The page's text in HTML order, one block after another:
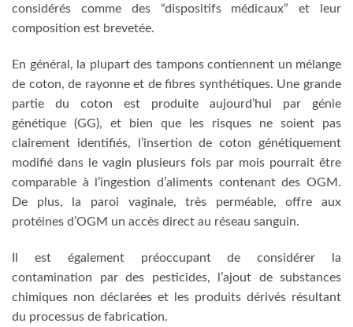
considérés comme des “dispositifs médicaux” et leur
composition est brevetée.
En général, la plupart des tampons contiennent un mélange
de coton, de rayonne et de fibres synthétiques. Une grande
partie du coton est produite aujourd’hui par génie
génétique (GG), et bien que les risques ne soient pas
clairement identifiés, l’insertion de coton génétiquement
modifié dans le vagin plusieurs fois par mois pourrait être
comparable à l’ingestion d’aliments contenant des OGM.
De plus, la paroi vaginale, très perméable, offre aux
protéines d’OGM un accès direct au réseau sanguin.
Il est également préoccupant de considérer la
contamination par des pesticides, l’ajout de substances
chimiques non déclarées et les produits dérivés résultant
du processus de fabrication.